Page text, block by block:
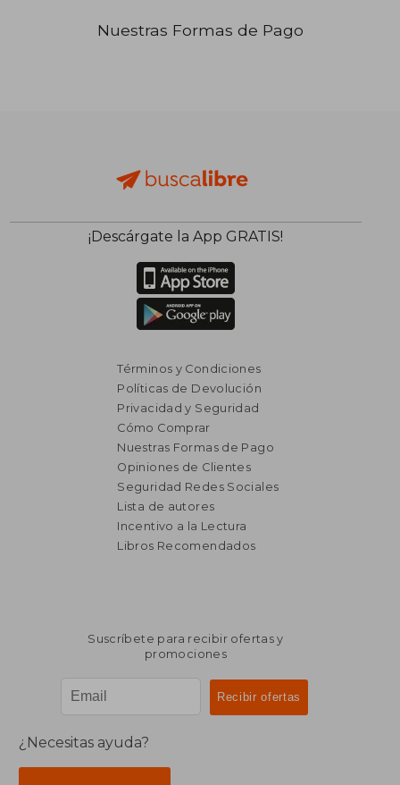
Nuestras Formas de Pago
¡Descárgate la App GRATIS!
Términos y Condiciones
Políticas de Devolución
Privacidad y Seguridad
Cómo Comprar
Nuestras Formas de Pago
Opiniones de Clientes
Seguridad Redes Sociales
Lista de autores
Incentivo a la Lectura
Libros Recomendados
Suscríbete para recibir ofertas y
promociones
¿Necesitas ayuda?